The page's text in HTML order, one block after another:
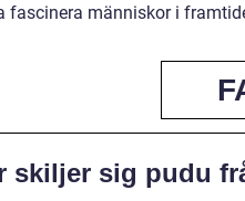
fascinera människor i
skiljer sig pudu